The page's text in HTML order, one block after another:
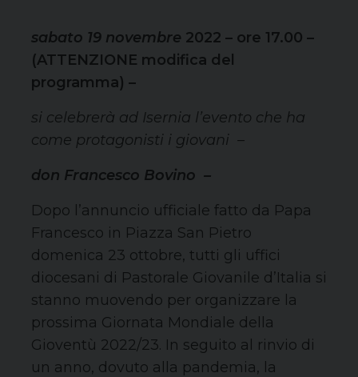
sabato 19 novembre 2022 – ore 17.00 –
(ATTENZIONE modifica del
programma) –
si celebrerà ad Isernia l’evento che ha
come protagonisti i giovani –
don Francesco Bovino –
Dopo l’annuncio ufficiale fatto da Papa
Francesco in Piazza San Pietro
domenica 23 ottobre, tutti gli uffici
diocesani di Pastorale Giovanile d’Italia si
stanno muovendo per organizzare la
prossima Giornata Mondiale della
Gioventù 2022/23. In seguito al rinvio di
un anno, dovuto alla pandemia, la